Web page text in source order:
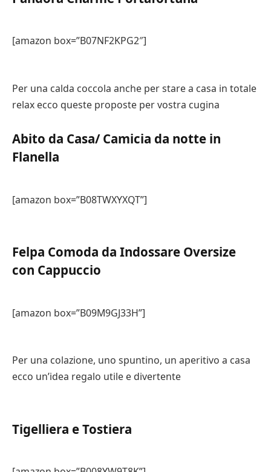
[amazon box=”B07NF2KPG2″]
Per una calda coccola anche per stare a casa in totale
relax ecco queste proposte per vostra cugina
Abito da Casa/ Camicia da notte in
Flanella
[amazon box=”B08TWXYXQT”]
Felpa Comoda da Indossare Oversize
con Cappuccio
[amazon box=”B09M9GJ33H”]
Per una colazione, uno spuntino, un aperitivo a casa
ecco un’idea regalo utile e divertente
Tigelliera e Tostiera